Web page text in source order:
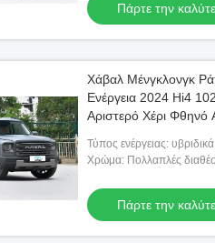
Πάρτε την
Χάβαλ Μένγκλονγκ
Ενέργεια 2024 Hi4
Αριστερό Χέρι Φθηνό
προς πώληση
Τύπος ενέργειας:
Χρώμα: Πολλαπλές
Πάρτε την